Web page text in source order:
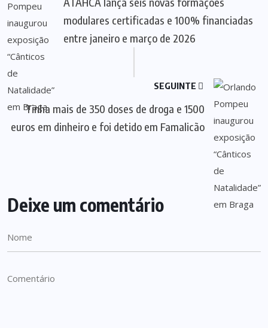
modulares certificadas e 100% financiadas
entre janeiro e março de 2026
SEGUINTE
Tinha mais de 350 doses de droga e 1500
euros em dinheiro e foi detido em Famalicão
Deixe um comentário